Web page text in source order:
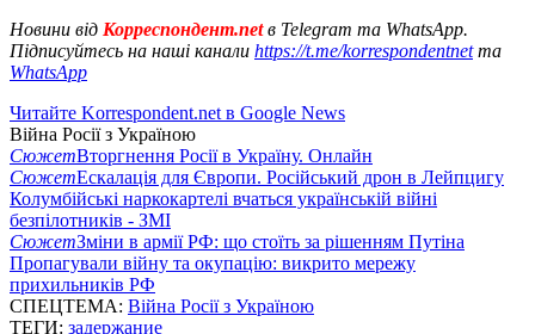
Новини від Корреспондент.netв Telegram та WhatsApp.
Підписуйтесь на наші канали https://t.me/korrespondentnetта
WhatsApp
Читайте Korrespondent.net в Google News
Війна Росії з Україною
СюжетВторгнення Росії в Україну. Онлайн
СюжетЕскалація для Європи. Російський дрон в Лейпцигу
Колумбійські наркокартелі вчаться українській війні
безпілотників - ЗМІ
СюжетЗміни в армії РФ: що стоїть за рішенням Путіна
Пропагували війну та окупацію: викрито мережу
прихильників РФ
СПЕЦТЕМА: Війна Росії з Україною
ТЕГИ: задержание